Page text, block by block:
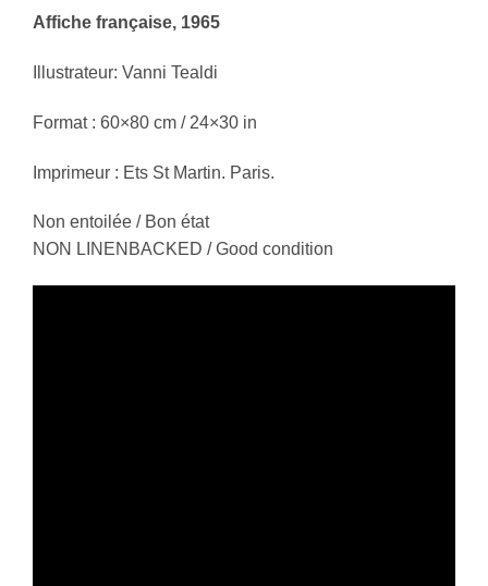
Affiche française, 1965
Illustrateur: Vanni Tealdi
Format : 60×80 cm / 24×30 in
Imprimeur : Ets St Martin. Paris.
Non entoilée / Bon état
NON LINENBACKED / Good condition